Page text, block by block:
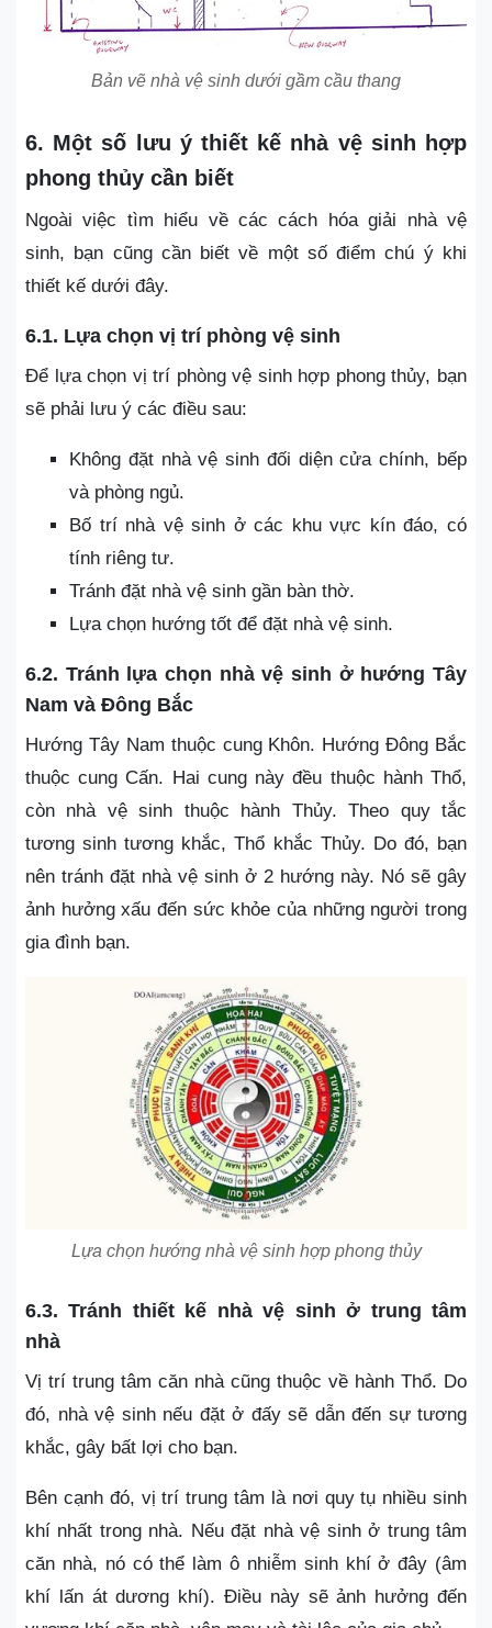
Bản vẽ nhà vệ sinh dưới gầm cầu thang
6. Một số lưu ý thiết kế nhà vệ sinh hợp
phong thủy cần biết
Ngoài việc tìm hiểu về cáccách hóa giải nhà vệ
sinh, bạn cũng cần biết về một số điểm chú ý khi
thiết kế dưới đây.
6.1. Lựa chọn vị trí phòng vệ sinh
Để lựa chọn vị trí phòng vệ sinh hợp phong thủy, bạn
sẽ phải lưu ý các điều sau:
Không đặt nhà vệ sinh đối diện cửa chính, bếp
và phòng ngủ.
Bố trí nhà vệ sinh ở các khu vực kín đáo, có
tính riêng tư.
Tránh đặt nhà vệ sinh gần bàn thờ.
Lựa chọn hướng tốt để đặt nhà vệ sinh.
6.2. Tránh lựa chọn nhà vệ sinh ở hướng Tây
Nam và Đông Bắc
Hướng Tây Nam thuộc cung Khôn. Hướng Đông Bắc
thuộc cung Cấn. Hai cung này đều thuộc hành Thổ,
còn nhà vệ sinh thuộc hành Thủy. Theo quy tắc
tương sinh tương khắc, Thổ khắc Thủy. Do đó, bạn
nên tránh đặt nhà vệ sinh ở 2 hướng này. Nó sẽ gây
ảnh hưởng xấu đến sức khỏe của những người trong
gia đình bạn.
Lựa chọn hướng nhà vệ sinh hợp phong thủy
6.3. Tránh thiết kế nhà vệ sinh ở trung tâm
nhà
Vị trí trung tâm căn nhà cũng thuộc về hành Thổ. Do
đó, nhà vệ sinh nếu đặt ở đấy sẽ dẫn đến sự tương
khắc, gây bất lợi cho bạn.
Bên cạnh đó, vị trí trung tâm là nơi quy tụ nhiều sinh
khí nhất trong nhà. Nếu đặt nhà vệ sinh ở trung tâm
căn nhà, nó có thể làm ô nhiễm sinh khí ở đây (âm
khí lấn át dương khí). Điều này sẽ ảnh hưởng đến